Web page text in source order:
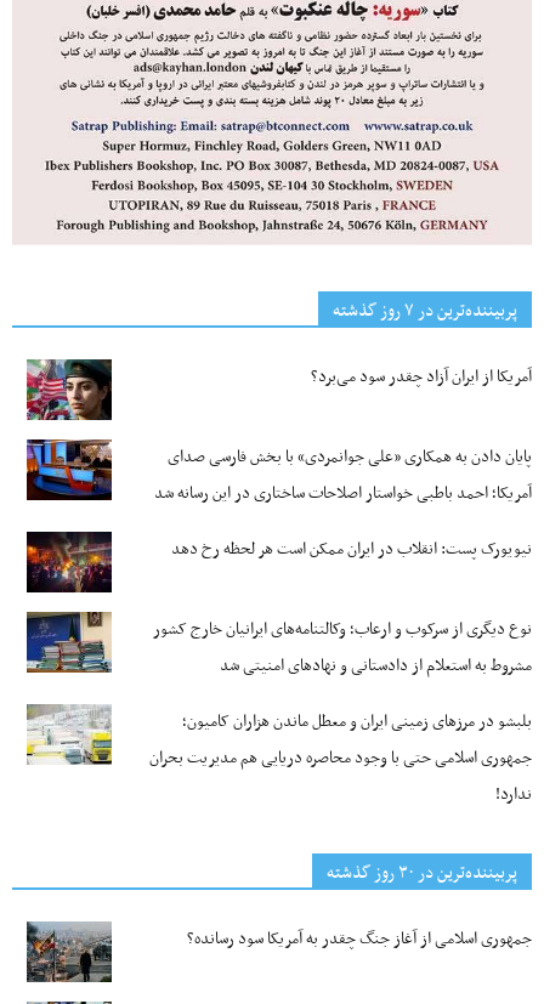
پربیننده‌ترین‌ در ۷ روز گذشته
آمریکا از ایران آزاد چقدر سود می‌برد؟
پایان دادن به همکاری «علی جوانمردی» با بخش فارسی صدای
آمریکا؛ احمد باطبی خواستار اصلاحات ساختاری در این رسانه شد
نیویورک پست: انقلاب در ایران ممکن است هر لحظه رخ دهد
نوع دیگری از سرکوب و ارعاب؛ وکالتنامه‌های ایرانیان خارج کشور
مشروط به استعلام از دادستانی و نهادهای امنیتی شد
بلبشو در مرزهای زمینی ایران و معطل ماندن هزاران کامیون؛
جمهوری اسلامی حتی با وجود محاصره دریایی هم مدیریت بحران
ندارد!
پربیننده‌ترین‌ در ۳۰ روز گذشته
جمهوری اسلامی از آغاز جنگ چقدر به آمریکا سود رسانده؟